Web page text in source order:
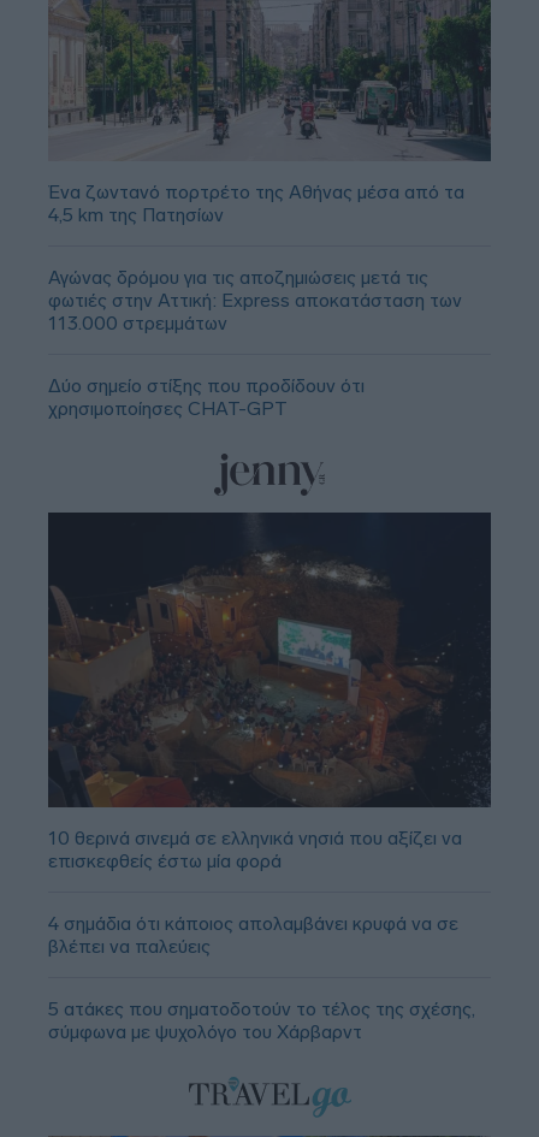
Ένα ζωντανό πορτρέτο της Αθήνας μέσα από τα
4,5 km της Πατησίων
Αγώνας δρόμου για τις αποζημιώσεις μετά τις
φωτιές στην Αττική: Express αποκατάσταση των
113.000 στρεμμάτων
Δύο σημείο στίξης που προδίδουν ότι
χρησιμοποίησες CHAT-GPT
10 θερινά σινεμά σε ελληνικά νησιά που αξίζει να
επισκεφθείς έστω μία φορά
4 σημάδια ότι κάποιος απολαμβάνει κρυφά να σε
βλέπει να παλεύεις
5 ατάκες που σηματοδοτούν το τέλος της σχέσης,
σύμφωνα με ψυχολόγο του Χάρβαρντ